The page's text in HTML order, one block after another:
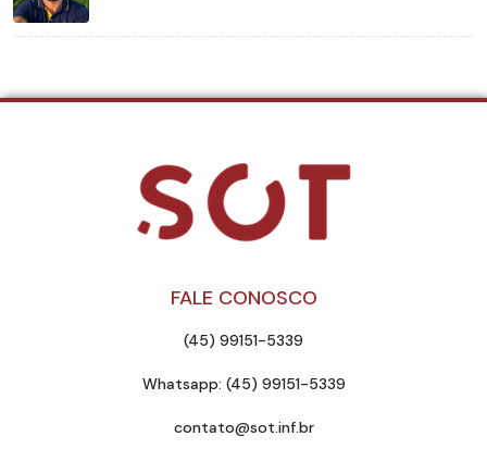
FALE CONOSCO
(45) 99151-5339
Whatsapp: (45) 99151-5339
contato@sot.inf.br